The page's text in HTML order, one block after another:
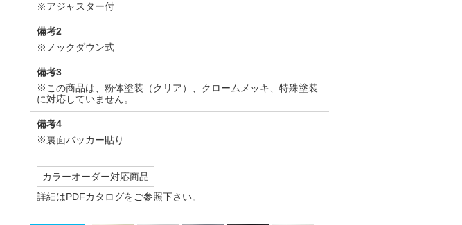
※アジャスター付
備考2
※ノックダウン式
備考3
※この商品は、粉体塗装（クリア）、クロームメッキ、特殊塗装
に対応していません。
備考4
※裏面バッカー貼り
カラーオーダー対応商品
詳細はPDFカタログをご参照下さい。